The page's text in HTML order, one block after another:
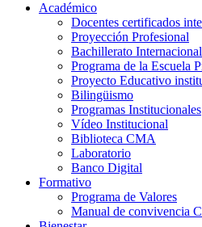
Académico
Docentes certificados
Proyección Profesional
Bachillerato Internacional
Programa de la Escuela
Proyecto Educativo
Bilingüismo
Programas Institucionales
Vídeo Institucional
Biblioteca CMA
Laboratorio
Banco Digital
Formativo
Programa de Valores
Manual de convivencia